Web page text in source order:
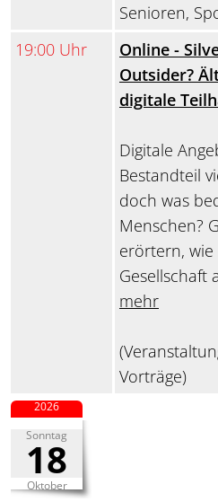
Senioren,
19:00 Uhr
Online -
Outsider?
digitale
Digitale
Bestandteil
doch was
Menschen?
erörtern, wie
Gesellschaft
mehr
Vorträge)
Sonntag
18
Oktober
2026